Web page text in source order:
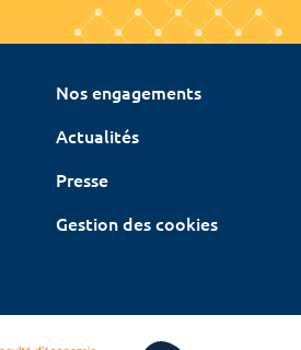
Nos engagements
Actualités
Presse
Gestion des cookies